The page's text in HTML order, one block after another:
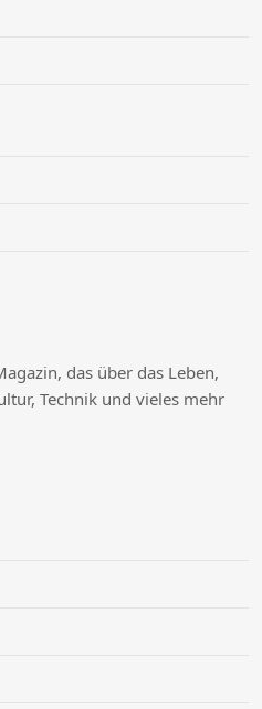
das über das Leben,
Technik und vieles mehr